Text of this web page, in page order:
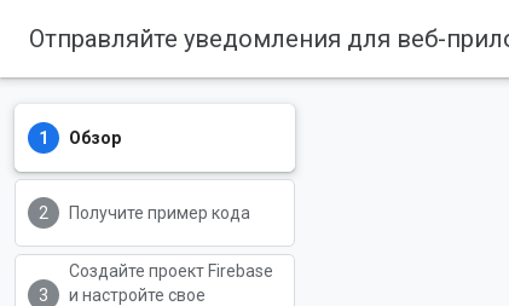
Обзор
Получите пример кода
Создайте проект Firebase
и настройте свое